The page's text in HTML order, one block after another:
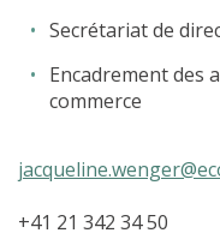
Secrétariat de
Encadrement des
commerce
+41 21 342 34 50